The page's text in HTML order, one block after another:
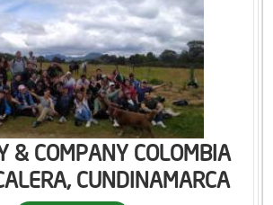
& COMPANY COLOMBIA
CUNDINAMARCA